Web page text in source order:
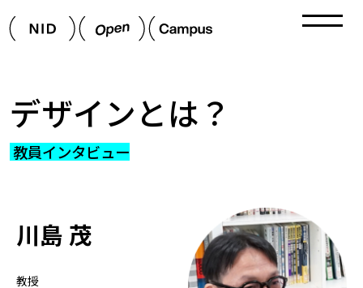
デザインとは？
教員インタビュー
川島 茂
教授